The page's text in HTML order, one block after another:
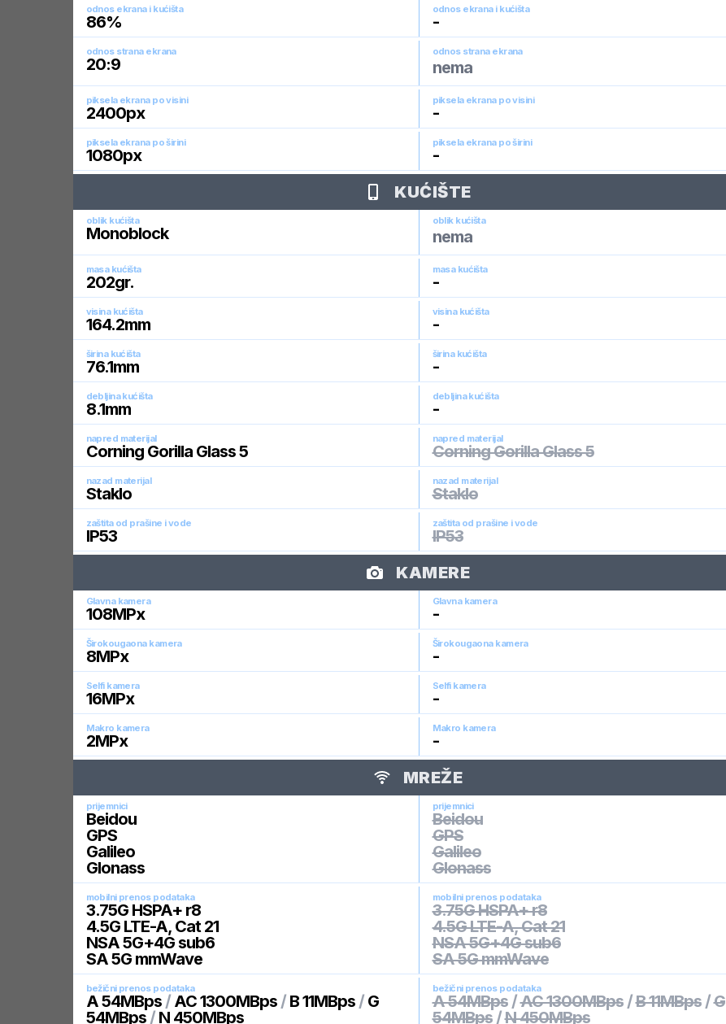
odnos ekrana i kućišta
86%
odnos ekrana i kućišta
-
odnos strana ekrana
20:9
odnos strana ekrana
nema
piksela ekrana po visini
2400px
piksela ekrana po visini
-
piksela ekrana po širini
1080px
piksela ekrana po širini
-
KUĆIŠTE
oblik kućišta
Monoblock
oblik kućišta
nema
masa kućišta
202gr.
masa kućišta
-
visina kućišta
164.2mm
visina kućišta
-
širina kućišta
76.1mm
širina kućišta
-
debljina kućišta
8.1mm
debljina kućišta
-
napred materijal
Corning Gorilla Glass 5
napred materijal
Corning Gorilla Glass 5
nazad materijal
Staklo
nazad materijal
Staklo
zaštita od prašine i vode
IP53
zaštita od prašine i vode
IP53
KAMERE
Glavna kamera
108MPx
Glavna kamera
-
Širokougaona kamera
8MPx
Širokougaona kamera
-
Selfi kamera
16MPx
Selfi kamera
-
Makro kamera
2MPx
Makro kamera
-
MREŽE
prijemnici
Beidou
GPS
Galileo
Glonass
prijemnici
Beidou
GPS
Galileo
Glonass
mobilni prenos podataka
3.75G HSPA+ r8
4.5G LTE-A, Cat 21
NSA 5G+4G sub6
SA 5G mmWave
mobilni prenos podataka
3.75G HSPA+ r8
4.5G LTE-A, Cat 21
NSA 5G+4G sub6
SA 5G mmWave
bežični prenos podataka
A 54MBps/ AC 1300MBps/ B 11MBps/ G
54MBps/ N 450MBps
bežični prenos podataka
A 54MBps/AC 1300MBps/B 11MBps/G
54MBps/N 450MBps